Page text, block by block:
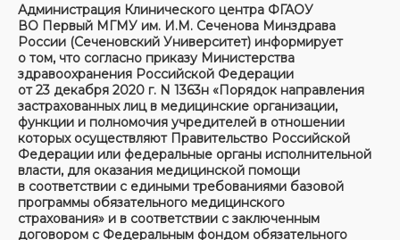
Администрация Клинического центра ФГАОУ
ВО Первый МГМУ им. И.М. Сеченова Минздрава
России (Сеченовский Университет) информирует
о том, что согласно приказу Министерства
здравоохранения Российской Федерации
от 23 декабря 2020 г. N 1363н «Порядок направления
застрахованных лиц в медицинские организации,
функции и полномочия учредителей в отношении
которых осуществляют Правительство Российской
Федерации или федеральные органы исполнительной
власти, для оказания медицинской помощи
в соответствии с едиными требованиями базовой
программы обязательного медицинского
страхования» и в соответствии с заключенным
договором с Федеральным фондом обязательного